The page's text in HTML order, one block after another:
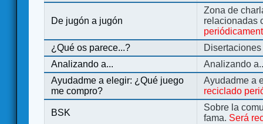
De jugón a jugón
Zona de
relacionadas
¿Qué os parece...?
Analizando a...
Analizando
Ayudadme a elegir: ¿Qué juego
me compro?
Ayudadme a
reciclado
BSK
Sobre la
fama. Será